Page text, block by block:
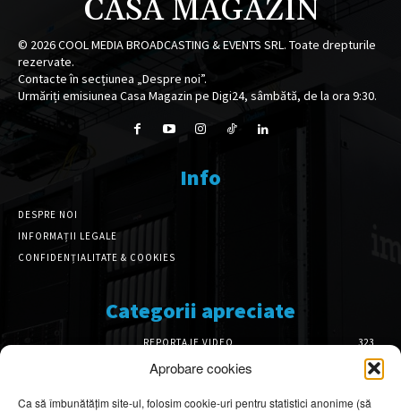
Aprobare cookies
Ca să îmbunătățim site-ul, folosim cookie-uri pentru statistici anonime (să
CASA MAGAZIN
© 2026COOL MEDIA BROADCASTING & EVENTS SRL. Toate drepturile
rezervate.
Contacte în secțiunea „Despre noi”.
Urmăriți emisiunea Casa Magazin pe Digi24, sâmbătă, de la ora 9:30.
Info
DESPRE NOI
INFORMAȚII LEGALE
CONFIDENȚIALITATE & COOKIES
Categorii apreciate
REPORTAJE VIDEO
323
AMENAJĂRI INTERIOARE
126
DESIGN INTERIOR
64